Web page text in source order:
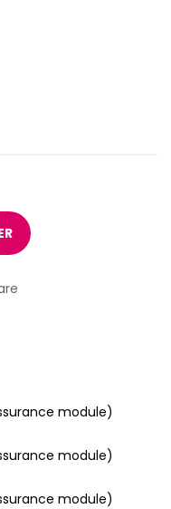
module)
module)
module)